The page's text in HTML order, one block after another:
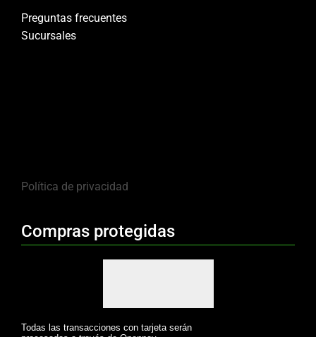
Preguntas frecuentes
Sucursales
Política de privacidad
Compras protegidas
Todas las transacciones con tarjeta serán